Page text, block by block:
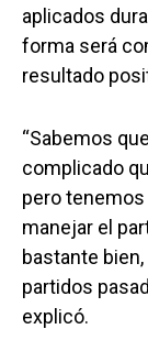
aplicados
forma será
resultado
“Sabemos
complicado
pero
manejar el
bastante
partidos
explicó.